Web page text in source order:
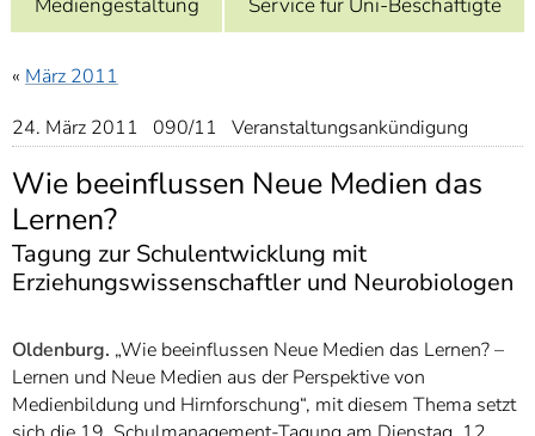
7]
Informationen zur
« März 2011
24. März 2011 090/11 Veranstaltungsankündigung
Wie beeinflussen Neue Medien das
Lernen?
Tagung zur Schulentwicklung mit
Erziehungswissenschaftler und Neurobiologen
Oldenburg. „Wie beeinflussen Neue Medien das Lernen? –
Lernen und Neue Medien aus der Perspektive von
Medienbildung und Hirnforschung“, mit diesem Thema setzt